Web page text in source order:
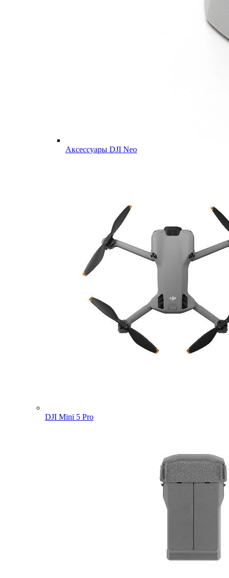
Аксессуары DJI Neo
DJI Mini 5 Pro